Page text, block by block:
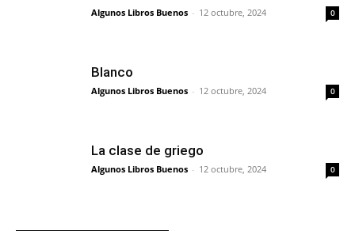
Algunos Libros Buenos - 12 octubre, 2024 0
Blanco
Algunos Libros Buenos - 12 octubre, 2024 0
La clase de griego
Algunos Libros Buenos - 12 octubre, 2024 0